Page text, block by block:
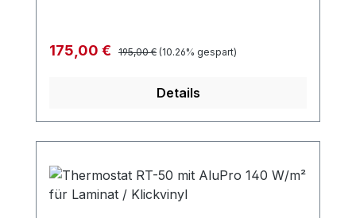
Verkaufspreis:
175,00 € Regulärer Preis:
195,00 € (10.26% gespart)
Details